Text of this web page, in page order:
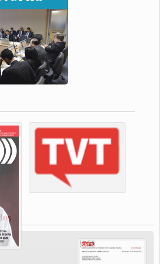
EM APOIO A CLASSE TRABALHADORA
em Defesa do Estado Democrático de Direito
faz balanço do 3º Congresso da CNTTL
partir do 1º de novembro
Assembleia para avaliar proposta de reajuste
dos trabalhadores em transportes está mantido,
greve sanitária nesta terça-feira (20)
na #BR285, entrocamento que liga o Mercosul ao
faixas na Castello Branco e fazem protesto
Contra Mulher e o Adoecimento da Classe
PÚBLICAS DE TRANSPORTE PARA A
ELEIÇÕES NA PANDEMIA
PÚBLICAS DE TRANSPORTE
POR QUE DEVEMOS NOS ORGANIZAR?
Coronavírus, mas está bem de saúde